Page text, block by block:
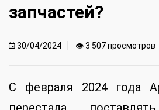
запчастей?
30/04/2024 👁 3 507 просмотров
С февраля 2024 года